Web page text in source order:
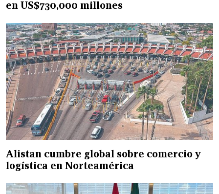
en US$730,000 millones
Alistan cumbre global sobre comercio y
logística en Norteamérica